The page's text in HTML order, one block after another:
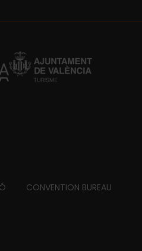
CONVENTION BUREAU